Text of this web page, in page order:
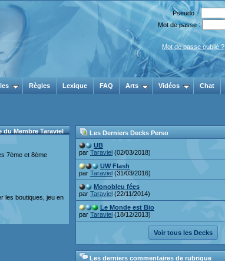
Pseudo :
Mot de passe :
Mot de passe oublié ?
Règles Lexique FAQ Arts Vidéos Chat
du Membre Taraviel
7ème et 8ème
les boutiques, jeu en
Les Derniers Decks Perso
UB
par Taraviel (02/03/2018)
UW Flash
par Taraviel (31/03/2016)
Monobleu fées
par Taraviel (22/11/2014)
Le Monde est Bio
par Taraviel (18/12/2013)
Voir tous les Decks
Les derniers commentaires de rubrique